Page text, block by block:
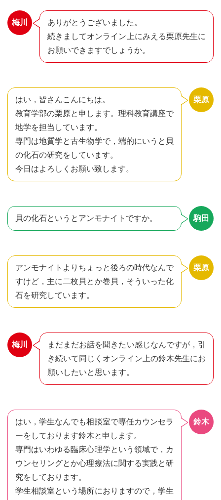
梅川
ありがとうございました。
続きましてオンライン上にみえる栗原先生に
お願いできますでしょうか。
栗原
はい，皆さんこんにちは。
教育学部の栗原と申します。理科教育講座で
地学を担当しています。
専門は地質学と古生物学で，端的にいうと貝
の化石の研究をしています。
今日はよろしくお願い致します。
駒田
貝の化石というとアンモナイトですか。
栗原
アンモナイトよりちょっと後ろの時代なんで
すけど，主に二枚貝とか巻貝，そういった化
石を研究しています。
梅川
まだまだお話を聞きたい感じなんですが，引
き続いて同じくオンライン上の鈴木先生にお
願いしたいと思います。
鈴木
はい，学生なんでも相談室で専任カウンセラ
ーをしております鈴木と申します。
専門はいわゆる臨床心理学という領域で，カ
ウンセリングとか心理療法に関する実践と研
究をしております。
学生相談室という場所におりますので，学生